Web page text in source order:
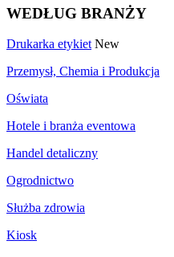
WEDŁUG BRANŻY
Drukarka etykiet New
Przemysł, Chemia i Produkcja
Oświata
Hotele i branża eventowa
Handel detaliczny
Ogrodnictwo
Służba zdrowia
Kiosk